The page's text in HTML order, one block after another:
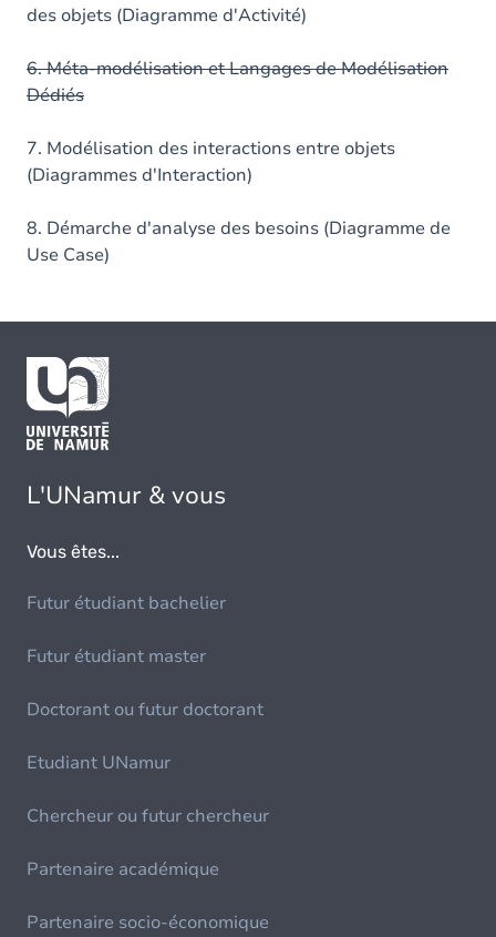
des objets (Diagramme d'Activité)
6. Méta-modélisation et Langages de Modélisation
Dédiés
7. Modélisation des interactions entre objets
(Diagrammes d'Interaction)
8. Démarche d'analyse des besoins (Diagramme de
Use Case)
L'UNamur & vous
Vous êtes...
Futur étudiant bachelier
Futur étudiant master
Doctorant ou futur doctorant
Etudiant UNamur
Chercheur ou futur chercheur
Partenaire académique
Partenaire socio-économique